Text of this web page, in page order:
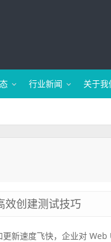
行业新闻 关于我
效创建测试技巧
新速度飞快，企业对